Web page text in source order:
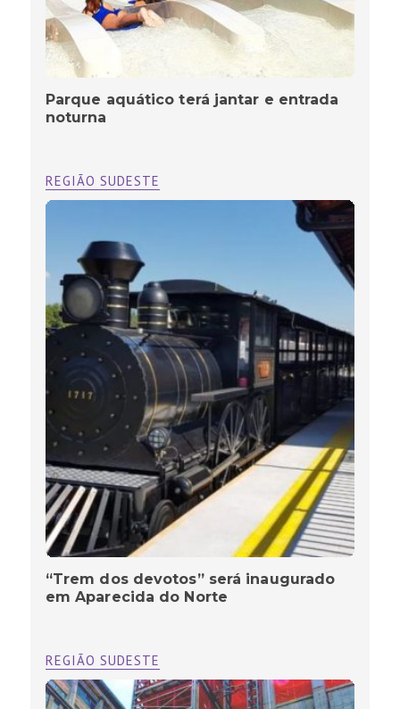
Parque aquático terá jantar e entrada
noturna
REGIÃO SUDESTE
“Trem dos devotos” será inaugurado
em Aparecida do Norte
REGIÃO SUDESTE